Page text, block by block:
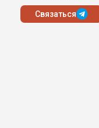
Связаться